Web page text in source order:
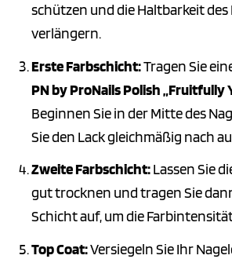
schützen und die Haltbarkeit des
verlängern.
Erste Farbschicht:Tragen Sie
PN by ProNails Polish „Fruitfully
Beginnen Sie in der Mitte des
Sie den Lack gleichmäßig nach
Zweite Farbschicht:Lassen Sie
gut trocknen und tragen Sie
Schicht auf, um die
Top Coat:Versiegeln Sie Ihr